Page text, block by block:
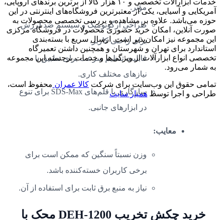
مؤثر.
طراحی ارگونومیک و سیستم ضد لرزش
برای راحتی کاربر.
قابلیت تنظیم سرعت برای تطبیق با
نیازهای مختلف کاری.
سازگاری با قلم‌های SDS-Max برای تنوع
در ابزارهای جانبی.
معایب:
وزن نسبتاً سنگین که ممکن است برای
برخی کاربران خسته‌کننده باشد.
نیاز به منبع برق ثابت برای استفاده از آن.
خرید چکش تخریب DEH-1200 محک با
خدمات ابزارآلات تخصصی و ۱۰ هزار کالا از برترین برندهای اروپایی،
آمریکایی و آسیایی، یکی از معتبرترین فروشگاه‌های اینترنتی در این
حوزه می‌باشد. علاوه بر مشاهده و بررسی تخصصی محصولات به
صورت آنلاین، امکان خرید حضوری محصولات در فروشگاه مرکزی
این مجموعه نیز امکان‌پذیر است. ارسال سریع با بسته‌بندی
استاندارد برای تهران و شهرستان و همچنین داشتن تعمیرگاه
تخصصی انواع ابزارآلات از ویژگی‌ها و خدمات برجسته این مجموعه
به شمار می‌رود.
تمامی حقوق این وب‌سایت برای شرکت کالا عمران محفوظ است،
طراحی و اجرا توسط همیار سایت